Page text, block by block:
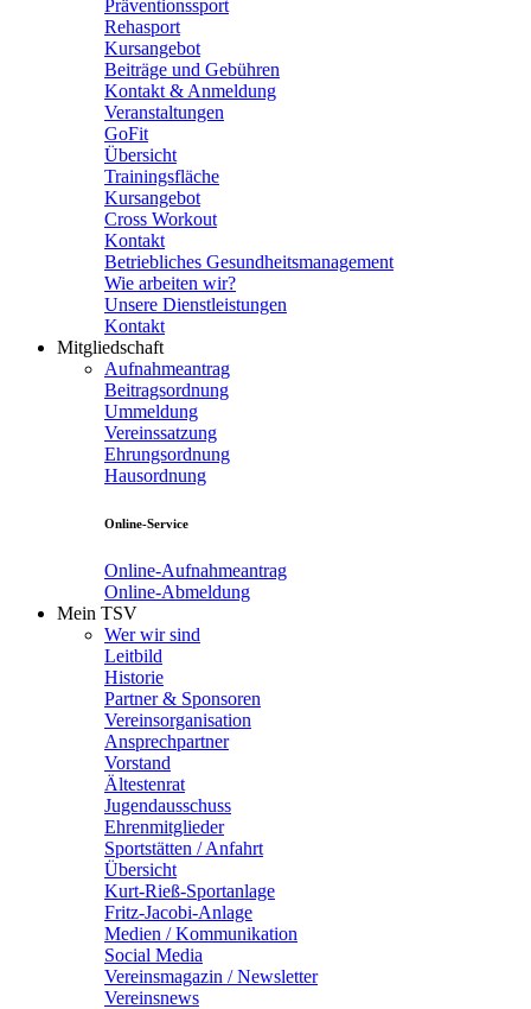
Präventionssport
Rehasport
Kursangebot
Beiträge und Gebühren
Kontakt & Anmeldung
Veranstaltungen
GoFit
Übersicht
Trainingsfläche
Kursangebot
Cross Workout
Kontakt
Betriebliches Gesundheitsmanagement
Wie arbeiten wir?
Unsere Dienstleistungen
Kontakt
Mitgliedschaft
Aufnahmeantrag
Beitragsordnung
Ummeldung
Vereinssatzung
Ehrungsordnung
Hausordnung
Online-Service
Online-Aufnahmeantrag
Online-Abmeldung
Mein TSV
Wer wir sind
Leitbild
Historie
Partner & Sponsoren
Vereinsorganisation
Ansprechpartner
Vorstand
Ältestenrat
Jugendausschuss
Ehrenmitglieder
Sportstätten / Anfahrt
Übersicht
Kurt-Rieß-Sportanlage
Fritz-Jacobi-Anlage
Medien / Kommunikation
Social Media
Vereinsmagazin / Newsletter
Vereinsnews